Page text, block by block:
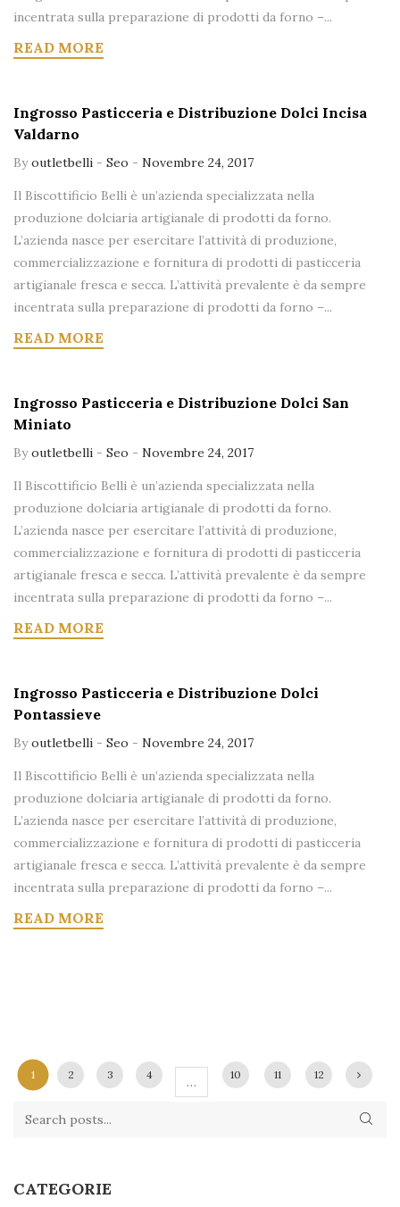
incentrata sulla preparazione di prodotti da forno –...
READ MORE
Ingrosso Pasticceria e Distribuzione Dolci Incisa
Valdarno
Byoutletbelli - Seo - Novembre 24, 2017
Il Biscottificio Belli è un’azienda specializzata nella
produzione dolciaria artigianale di prodotti da forno.
L’azienda nasce per esercitare l’attività di produzione,
commercializzazione e fornitura di prodotti di pasticceria
artigianale fresca e secca. L’attività prevalente è da sempre
incentrata sulla preparazione di prodotti da forno –...
READ MORE
Ingrosso Pasticceria e Distribuzione Dolci San
Miniato
Byoutletbelli - Seo - Novembre 24, 2017
Il Biscottificio Belli è un’azienda specializzata nella
produzione dolciaria artigianale di prodotti da forno.
L’azienda nasce per esercitare l’attività di produzione,
commercializzazione e fornitura di prodotti di pasticceria
artigianale fresca e secca. L’attività prevalente è da sempre
incentrata sulla preparazione di prodotti da forno –...
READ MORE
Ingrosso Pasticceria e Distribuzione Dolci
Pontassieve
Byoutletbelli - Seo - Novembre 24, 2017
Il Biscottificio Belli è un’azienda specializzata nella
produzione dolciaria artigianale di prodotti da forno.
L’azienda nasce per esercitare l’attività di produzione,
commercializzazione e fornitura di prodotti di pasticceria
artigianale fresca e secca. L’attività prevalente è da sempre
incentrata sulla preparazione di prodotti da forno –...
READ MORE
1 2 3 4 … 10 11 12
CATEGORIE